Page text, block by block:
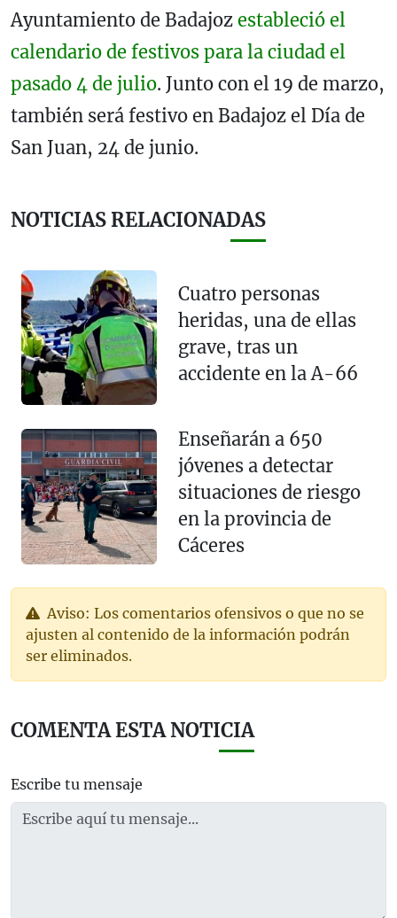
Ayuntamiento de Badajoz estableció el
calendario de festivos para la ciudad el
pasado 4 de julio. Junto con el 19 de marzo,
también será festivo en Badajoz el Día de
San Juan, 24 de junio.
NOTICIAS RELACIONADAS
Cuatro personas
heridas, una de ellas
grave, tras un
accidente en la A-66
Enseñarán a 650
jóvenes a detectar
situaciones de riesgo
en la provincia de
Cáceres
Aviso: Los comentarios ofensivos o que no se
ajusten al contenido de la información podrán
ser eliminados.
COMENTA ESTA NOTICIA
Escribe tu mensaje